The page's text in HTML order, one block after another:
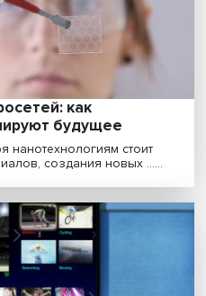
privacy
центров в сфере data
последствия и......